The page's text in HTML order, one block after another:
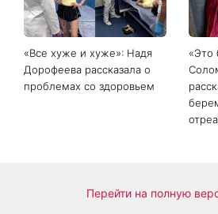
«Все хуже и хуже»: Надя
Дорофеева рассказала о
проблемах со здоровьем
«Это
Перейти на полную